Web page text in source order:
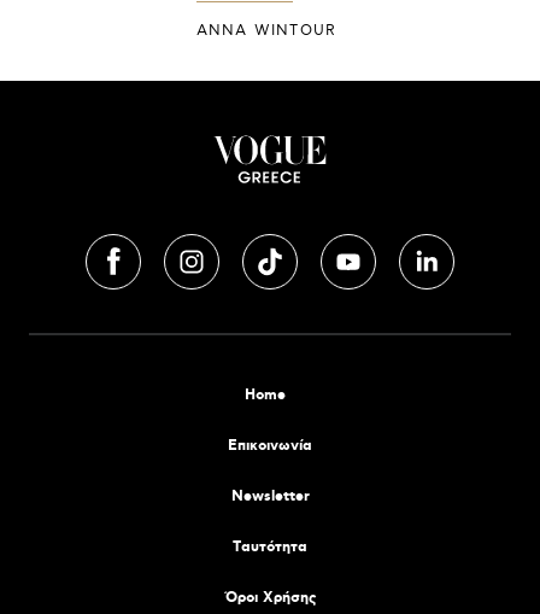
ANNA WINTOUR
Home
Επικοινωνία
Newsletter
Tαυτότητα
Όροι Χρήσης